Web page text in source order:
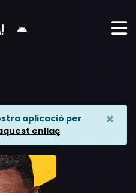
aplicació per
enllaç
×